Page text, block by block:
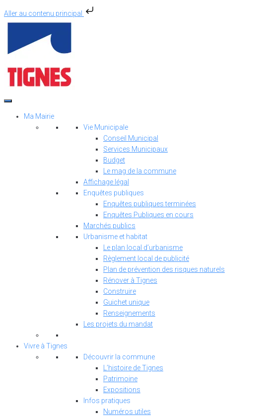
Aller au contenu principal
Aller
contenu
Ma Mairie
Vie Municipale
Conseil Municipal
Services Municipaux
Budget
Le mag de la commune
Affichage légal
Enquêtes publiques
Enquêtes publiques terminées
Enquêtes Publiques en cours
Marchés publics
Urbanisme et habitat
Le plan local d’urbanisme
Règlement local de publicité
Plan de prévention des risques naturels
Rénover à Tignes
Construire
Guichet unique
Renseignements
Les projets du mandat
Vivre à Tignes
Découvrir la commune
L’histoire de Tignes
Patrimoine
Expositions
Infos pratiques
Numéros utiles